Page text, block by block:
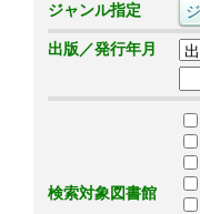
ジャンル指定
出版／発行年月
検索対象図書館